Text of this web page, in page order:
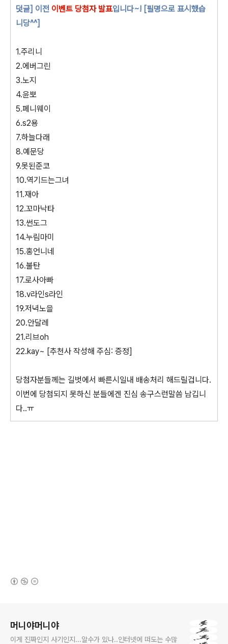
덧글] 이전 이벤트 당첨자 발표입니다~! [필명으로 표시했습
니당^^]
1.주리니
2.에버그린
3.노지
4.윤뽀
5.페니웨이
6.s2용
7.하늘다래
8.예문당
9.못된준코
10.역기드는그녀
11.재아
12.꼬마낙타
13.썬도그
14.누림마미
15.홍언니네
16.불탄
17.로사아빠
18.v라인s라인
19.저녁노을
20.안달레
21.리브oh
22.kay~ [추천사 작성해 주심: 증정]
당첨자분들께는 길벗에서 빠른시일내 배송처리 해드릴겁니다.
이번에 당첨되지 못하신 분들에겐 진심 송구스런말씀 남깁니
다..ㅠ
머니야머니야
이게 진짜인지 사기인지...알수가 있나..인터넷에 떠도는 수많